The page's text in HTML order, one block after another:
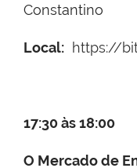
Constantino
Local: https://
17:30 às 18:00
O Mercado de